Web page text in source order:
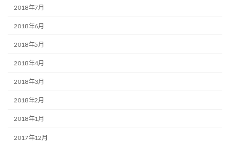
2018年7月
2018年6月
2018年5月
2018年4月
2018年3月
2018年2月
2018年1月
2017年12月